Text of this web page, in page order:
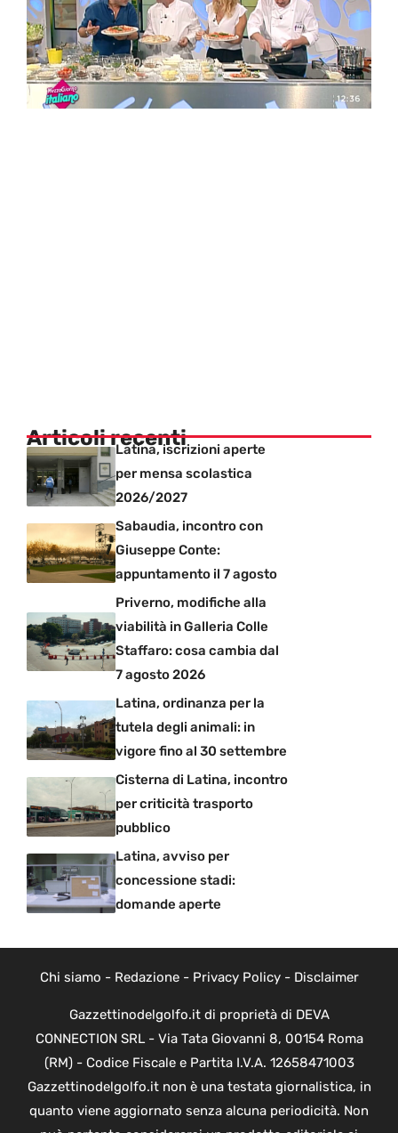
Articoli recentiLatina, iscrizioni aperte
per mensa scolastica
2026/2027
Sabaudia, incontro con
Giuseppe Conte:
appuntamento il 7 agosto
Priverno, modifiche alla
viabilità in Galleria Colle
Staffaro: cosa cambia dal
7 agosto 2026
Latina, ordinanza per la
tutela degli animali: in
vigore fino al 30 settembre
Cisterna di Latina, incontro
per criticità trasporto
pubblico
Latina, avviso per
concessione stadi:
domande aperte
Chi siamo - Redazione- Privacy Policy- Disclaimer
Gazzettinodelgolfo.it di proprietà di DEVA
CONNECTION SRL - Via Tata Giovanni 8, 00154 Roma
(RM) - Codice Fiscale e Partita I.V.A. 12658471003
Gazzettinodelgolfo.it non è una testata giornalistica, in
quanto viene aggiornato senza alcuna periodicità. Non